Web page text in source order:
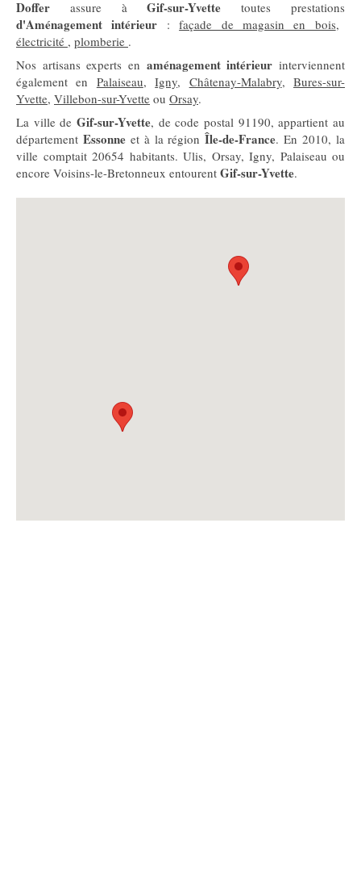
Doffer assure àGif-sur-Yvette toutes prestations
d'Aménagement intérieur :façade de magasin en bois,
électricité , plomberie .
Nos artisans experts en aménagement intérieur interviennent
également en Palaiseau,Igny, Châtenay-Malabry,Bures-sur-
Yvette, Villebon-sur-Yvette ou Orsay.
La ville de Gif-sur-Yvette, de code postal 91190, appartient au
département Essonneet à la régionÎle-de-France. En 2010, la
ville comptait 20654 habitants. Ulis, Orsay, Igny, Palaiseau ou
encore Voisins-le-Bretonneux entourent Gif-sur-Yvette.